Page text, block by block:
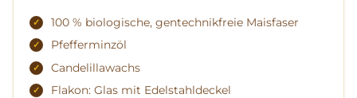
100 % biologische, gentechnikfreie Maisfaser
Pfefferminzöl
Candelillawachs
Flakon: Glas mit Edelstahldeckel